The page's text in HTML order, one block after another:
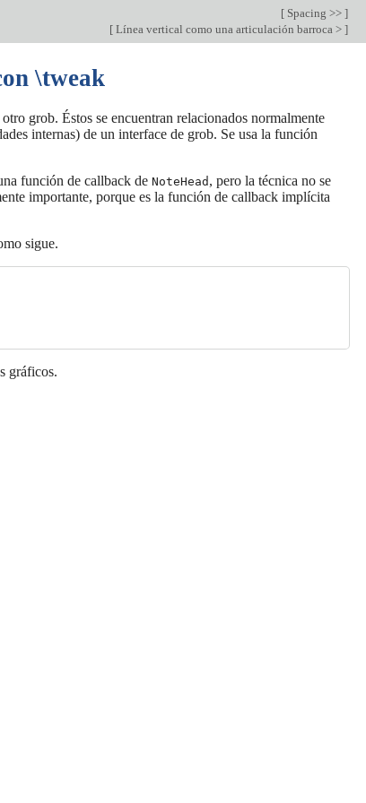
[ Spacing >> ]
[ Línea vertical como una articulación barroca > ]
\tweak
grob. Éstos se encuentran relacionados normalmente
internas) de un interface de grob. Se usa la función
función de callback de NoteHead , pero la técnica no se
importante, porque es la función de callback implícita
sigue.
gráficos.